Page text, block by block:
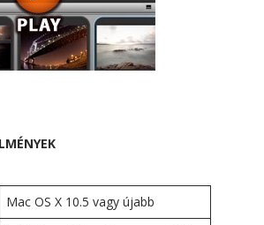
Mac OS X 10.5 vagy újabb